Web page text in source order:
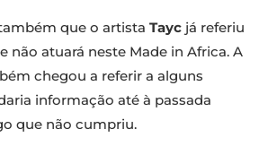
que o artista Tayc já referiu
não atuará neste Made in Africa. A
chegou a referir a alguns
informação até à passada
que não cumpriu.